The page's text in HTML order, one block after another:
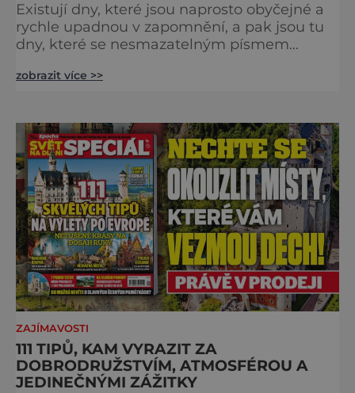
Existují dny, které jsou naprosto obyčejné a
rychle upadnou v zapomnění, a pak jsou tu
dny, které se nesmazatelným písmem
dojde k významnému objevu nebo děsivé
krážem. Je 10. dubna roku 49 př. n. l. a na
břehu říčky Rubikon pronáší Gaius Julius
Caesar svou slavnou vě
zobrazit více >>
ZAJÍMAVOSTI
111 TIPŮ, KAM VYRAZIT ZA
DOBRODRUŽSTVÍM, ATMOSFÉROU A
JEDINEČNÝMI ZÁŽITKY